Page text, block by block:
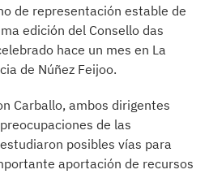
de representación estable de
edición del Consello das
hace un mes en La
de Núñez Feijoo.
Carballo, ambos dirigentes
de las
posibles vías para
aportación de recursos